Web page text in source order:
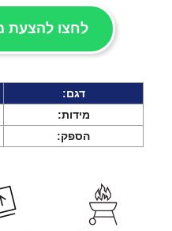
לחצו להצעת
דגם:
מידות:
הספק: